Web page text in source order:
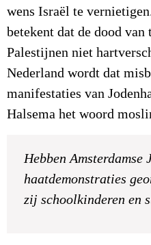
wens Israël te
betekent dat de dood van
Palestijnen niet
Nederland wordt dat
manifestaties van
Halsema het woord
Hebben Amsterdamse
haatdemonstraties
zij schoolkinderen en